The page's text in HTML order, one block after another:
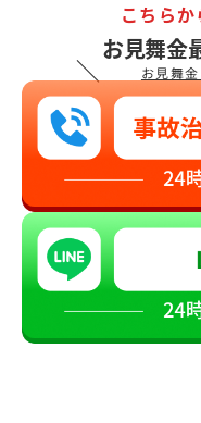
＼
こちら
お見舞金
お見舞